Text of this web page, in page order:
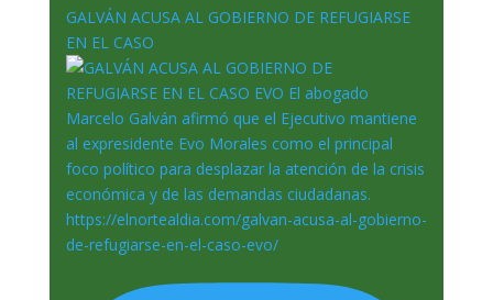
GALVÁN ACUSA AL GOBIERNO DE REFUGIARSE
EN EL CASO